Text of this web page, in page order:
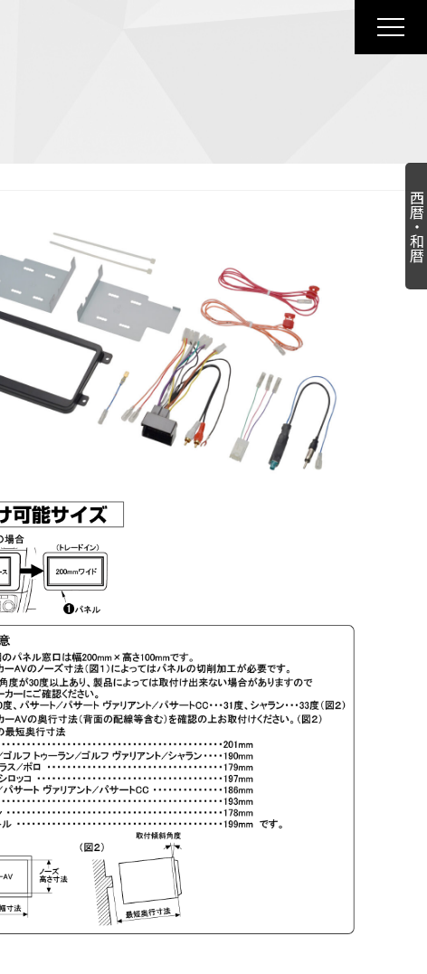
西暦・和暦